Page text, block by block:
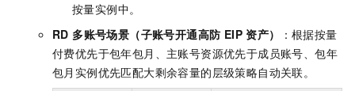
按量实例中。
RD 多账号场景（子账号开通高防 EIP 资产）
：根据按量
付费优先于包年包月、主账号资源优先于成员账号、包年
包月实例优先匹配大剩余容量的层级策略自动关联。